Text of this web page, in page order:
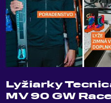
Lyžiarky
MV 90 GW